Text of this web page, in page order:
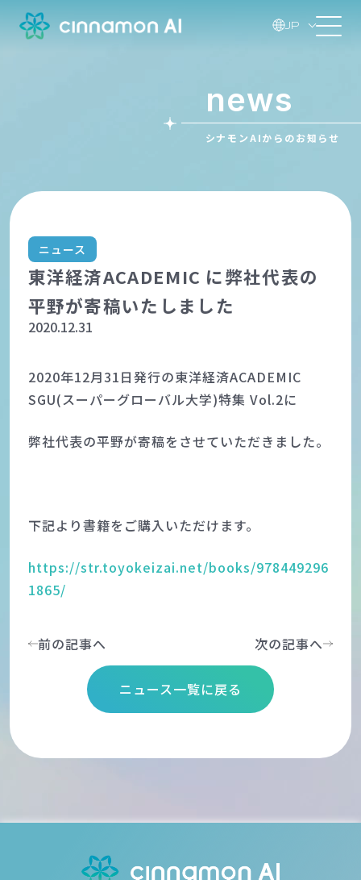
JP
news
シナモンAIからのお知らせ
ニュース
東洋経済ACADEMIC に弊社代表の
平野が寄稿いたしました
2020.12.31
2020年12月31日発行の東洋経済ACADEMIC
SGU(スーパーグローバル大学)特集 Vol.2に
弊社代表の平野が寄稿をさせていただきました。
下記より書籍をご購入いただけます。
https://str.toyokeizai.net/books/978449296
1865/
前の記事へ
ニュース一覧に戻る
次の記事へ